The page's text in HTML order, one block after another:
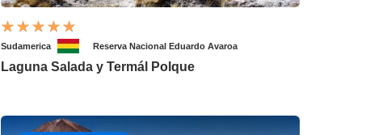
Sudamerica Reserva Nacional Eduardo Avaroa
Laguna Salada y Termál Polque